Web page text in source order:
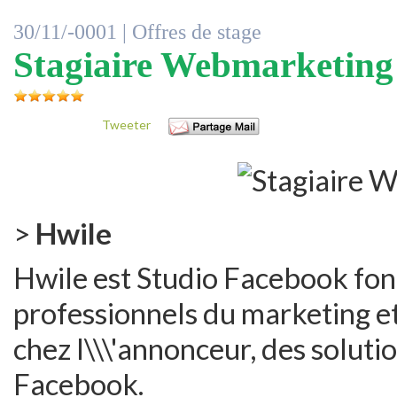
30/11/-0001 | Offres de stage
Stagiaire
Tweeter
> Hwile
Hwile est Studio Facebook
professionnels du marketing
chez l\\\'annonceur, des
Facebook.